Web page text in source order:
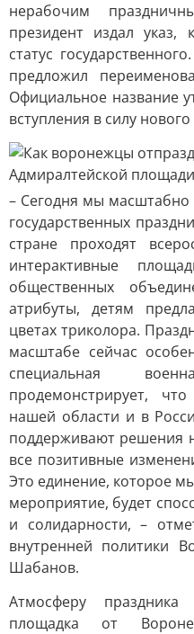
нерабочим
президент издал указ,
статус
предложил
Официальное название
вступления в силу
– Сегодня мы масштабно
государственных
стране проходят
интерактивные
общественных
атрибуты, детям
цветах триколора.
масштабе сейчас
специальная
продемонстрирует,
нашей области и в
поддерживают решения
все позитивные
Это единение, которое
мероприятие, будет
и солидарности, –
внутренней политики
Шабанов.
Атмосферу праздника
площадка от